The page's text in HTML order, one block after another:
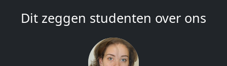
Dit zeggen studenten over ons